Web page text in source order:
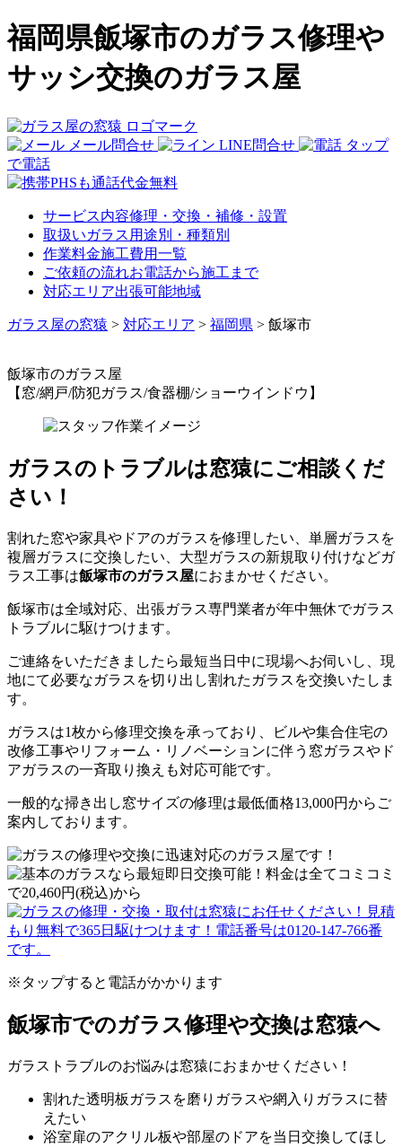
福岡県飯塚市のガラス修理や
サッシ交換のガラス屋
メール問合せ LINE問合せ
タップ
で電話
サービス内容修理・交換・補修・設置
取扱いガラス 用途別・種類別
作業料金施工費用一覧
ご依頼の流れお電話から施工まで
対応エリア出張可能地域
ガラス屋の窓猿 > 対応エリア > 福岡県 > 飯塚市
飯塚市のガラス屋
【窓/網戸/防犯ガラス/食器棚/ショーウインドウ】
ガラスのトラブルは窓猿にご相談くだ
さい！
割れた窓や家具やドアのガラスを修理したい、単層ガラスを
複層ガラスに交換したい、大型ガラスの新規取り付けなどガ
ラス工事は飯塚市のガラス屋におまかせください。
飯塚市は全域対応、出張ガラス専門業者が年中無休でガラス
トラブルに駆けつけます。
ご連絡をいただきましたら最短当日中に現場へお伺いし、現
地にて必要なガラスを切り出し割れたガラスを交換いたしま
す。
ガラスは1枚から修理交換を承っており、ビルや集合住宅の
改修工事やリフォーム・リノベーションに伴う窓ガラスやド
アガラスの一斉取り換えも対応可能です。
一般的な掃き出し窓サイズの修理は最低価格13,000円からご
案内しております。
※タップすると電話がかかります
飯塚市でのガラス修理や交換は窓猿へ
ガラストラブルのお悩みは窓猿におまかせください！
割れた透明板ガラスを磨りガラスや網入りガラスに替
えたい
浴室扉のアクリル板や部屋のドアを当日交換してほし